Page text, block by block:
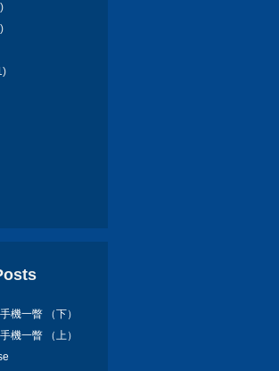
機一瞥 （下）
機一瞥 （上）